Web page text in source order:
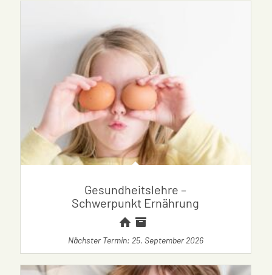
Gesundheitslehre –
Schwerpunkt Ernährung
Nächster Termin: 25. September 2026